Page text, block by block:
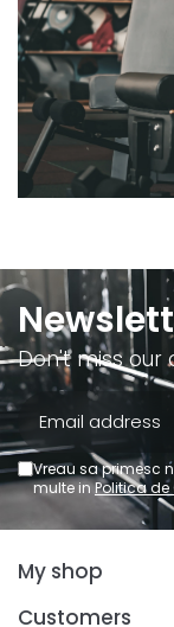
Don't miss
Vreau sa primesc
multe inPolitica
My shop
Customers